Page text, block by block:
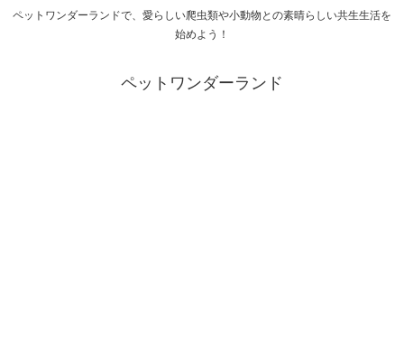
ペットワンダーランドで、愛らしい爬虫類や小動物との素晴らしい共生生活を
始めよう！
ペットワンダーランド